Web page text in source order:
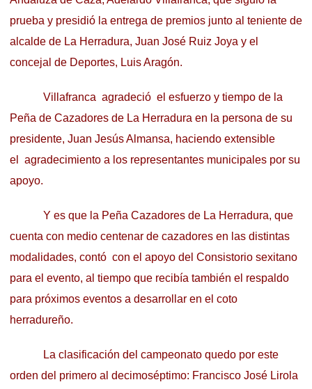
prueba y presidió la entrega de premios junto al teniente de
alcalde de La Herradura, Juan José Ruiz Joya y el
concejal de Deportes, Luis Aragón.
Villafranca agradeció el esfuerzo y tiempo de la
Peña de Cazadores de La Herradura en la persona de su
presidente, Juan Jesús Almansa, haciendo extensible
el agradecimiento a los representantes municipales por su
apoyo.
Y es que la Peña Cazadores de La Herradura, que
cuenta con medio centenar de cazadores en las distintas
modalidades, contó con el apoyo del Consistorio sexitano
para el evento, al tiempo que recibía también el respaldo
para próximos eventos a desarrollar en el coto
herradureño.
La clasificación del campeonato quedo por este
orden del primero al decimoséptimo: Francisco José Lirola